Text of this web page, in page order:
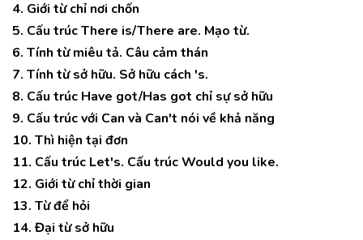
4. Giới từ chỉ nơi chốn
5. Cấu trúc There is/There are. Mạo từ.
6. Tính từ miêu tả. Câu cảm thán
7. Tính từ sở hữu. Sở hữu cách 's.
8. Cấu trúc Have got/Has got chỉ sự sở hữu
9. Cấu trúc với Can và Can't nói về khả năng
10. Thì hiện tại đơn
11. Cấu trúc Let's. Cấu trúc Would you like.
12. Giới từ chỉ thời gian
13. Từ để hỏi
14. Đại từ sở hữu